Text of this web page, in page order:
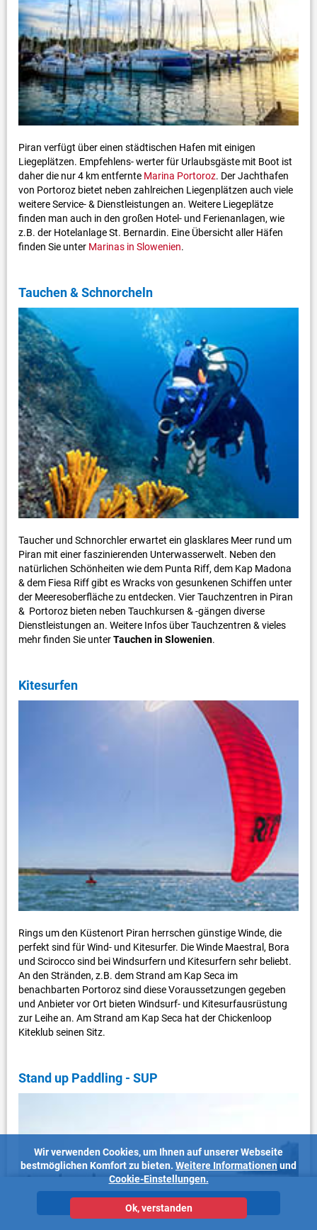
Piran verfügt über einen städtischen Hafen mit einigen
Liegeplätzen. Empfehlens- werter für Urlaubsgäste mit Boot ist
daher die nur 4 km entfernte Marina Portoroz. Der Jachthafen
von Portoroz bietet neben zahlreichen Liegenplätzen auch viele
weitere Service- & Dienstleistungen an. Weitere Liegeplätze
finden man auch in den großen Hotel- und Ferienanlagen, wie
z.B. der Hotelanlage St. Bernardin. Eine Übersicht aller Häfen
finden Sie unter Marinas in Slowenien.
Tauchen & Schnorcheln
Taucher und Schnorchler erwartet ein glasklares Meer rund um
Piran mit einer faszinierenden Unterwasserwelt. Neben den
natürlichen Schönheiten wie dem Punta Riff, dem Kap Madona
& dem Fiesa Riff gibt es Wracks von gesunkenen Schiffen unter
der Meeresoberfläche zu entdecken. Vier Tauchzentren in Piran
& Portoroz bieten neben Tauchkursen & -gängen diverse
Dienstleistungen an. Weitere Infos über Tauchzentren & vieles
mehr finden Sie unterTauchen in Slowenien.
Kitesurfen
Rings um den Küstenort Piran herrschen günstige Winde, die
perfekt sind für Wind- und Kitesurfer. Die Winde Maestral, Bora
und Scirocco sind bei Windsurfern und Kitesurfern sehr beliebt.
An den Stränden, z.B. dem Strand am Kap Seca im
benachbarten Portoroz sind diese Voraussetzungen gegeben
und Anbieter vor Ort bieten Windsurf- und Kitesurfausrüstung
zur Leihe an. Am Strand am Kap Seca hat der Chickenloop
Kiteklub seinen Sitz.
Stand up Paddling - SUP
Unterkünfte
Wir verwenden Cookies, um Ihnen auf unserer Webseite
bestmöglichen Komfort zu bieten. Weitere Informationen und
Cookie-Einstellungen.
Ok, verstanden